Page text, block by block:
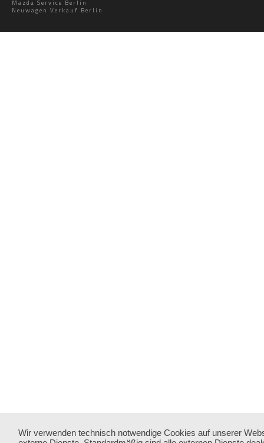
Mazda Service Berlin
Neuwagen Verkauf Berlin
Wir verwenden technisch notwendige Cookies auf unserer